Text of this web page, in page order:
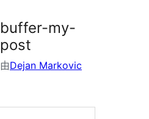
buffer-my-
post
由Dejan Markovic